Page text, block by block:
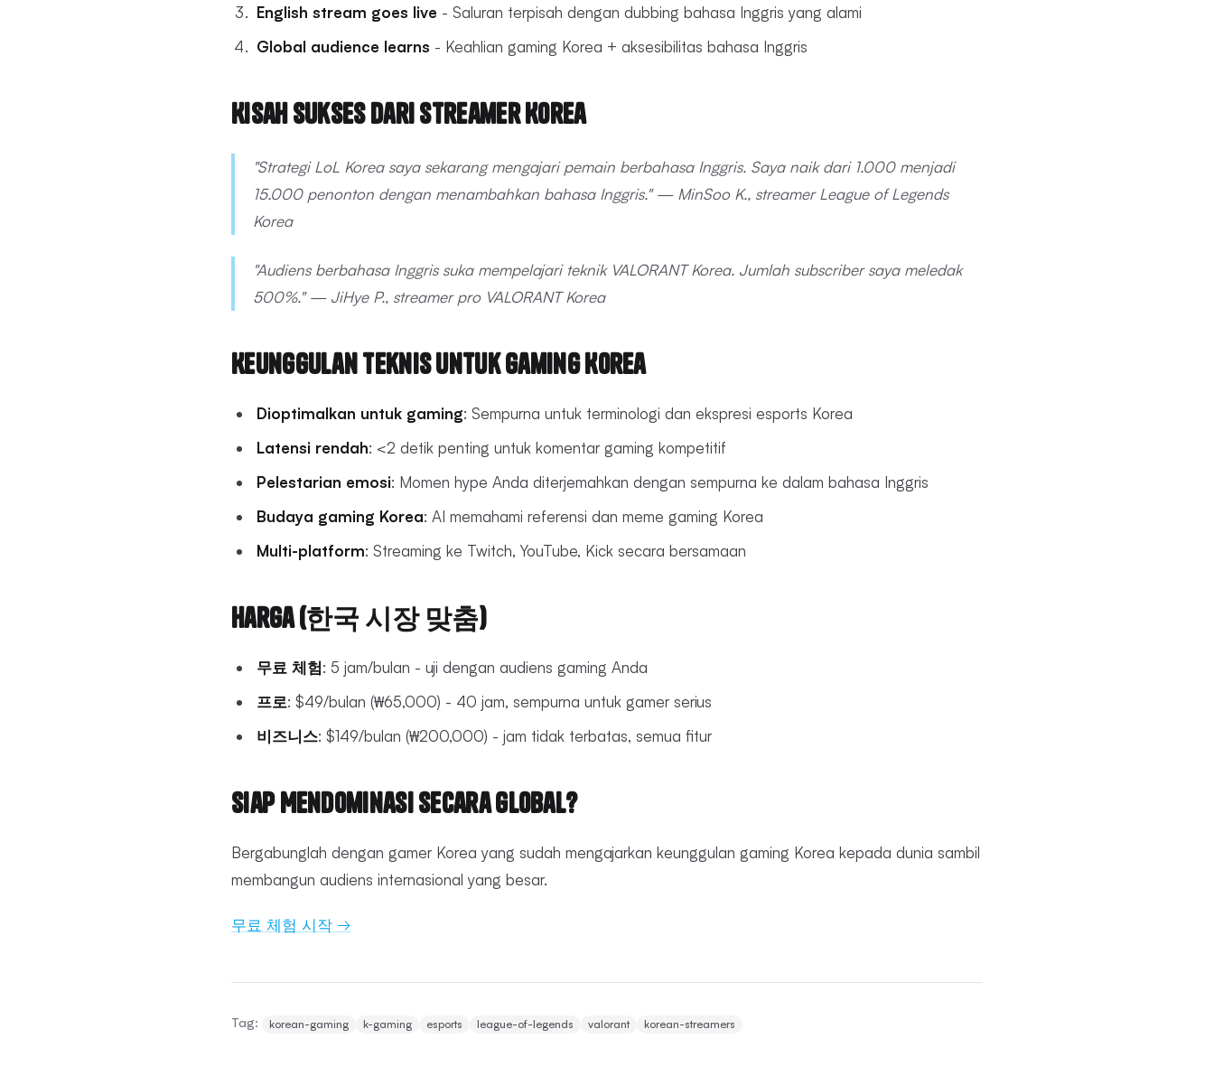
English stream goes live - Saluran terpisah dengan dubbing bahasa Inggris yang alami
Global audience learns - Keahlian gaming Korea + aksesibilitas bahasa Inggris
Kisah Sukses dari Streamer Korea
"Strategi LoL Korea saya sekarang mengajari pemain berbahasa Inggris. Saya naik dari 1.000 menjadi
15.000 penonton dengan menambahkan bahasa Inggris." — MinSoo K., streamer League of Legends
Korea
"Audiens berbahasa Inggris suka mempelajari teknik VALORANT Korea. Jumlah subscriber saya meledak
500%." — JiHye P., streamer pro VALORANT Korea
Keunggulan Teknis untuk Gaming Korea
Dioptimalkan untuk gaming: Sempurna untuk terminologi dan ekspresi esports Korea
Latensi rendah: <2 detik penting untuk komentar gaming kompetitif
Pelestarian emosi: Momen hype Anda diterjemahkan dengan sempurna ke dalam bahasa Inggris
Budaya gaming Korea: AI memahami referensi dan meme gaming Korea
Multi-platform: Streaming ke Twitch, YouTube, Kick secara bersamaan
Harga (한국 시장 맞춤)
무료 체험: 5 jam/bulan - uji dengan audiens gaming Anda
프로: $49/bulan (₩65,000) - 40 jam, sempurna untuk gamer serius
비즈니스: $149/bulan (₩200,000) - jam tidak terbatas, semua fitur
Siap Mendominasi Secara Global?
Bergabunglah dengan gamer Korea yang sudah mengajarkan keunggulan gaming Korea kepada dunia sambil
membangun audiens internasional yang besar.
무료 체험 시작 →
Tag: korean-gaming k-gaming esports league-of-legends valorant korean-streamers